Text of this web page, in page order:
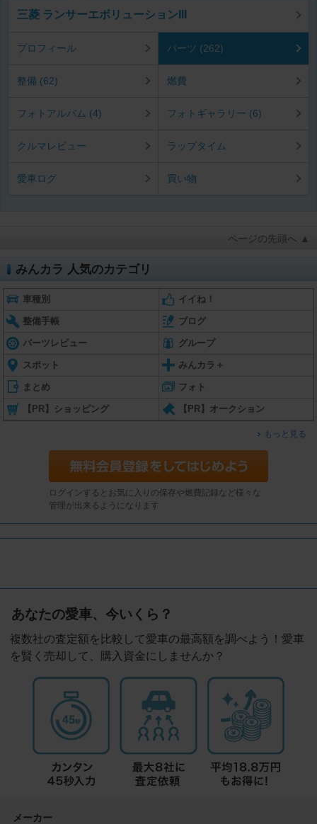
三菱 ランサーエボリューションIII
プロフィール パーツ (262)
整備 (62) 燃費
フォトアルバム (4) フォトギャラリー (6)
クルマレビュー ラップタイム
愛車ログ 買い物
ページの先頭へ ▲
みんカラ 人気のカテゴリ
車種別 イイね！
整備手帳 ブログ
パーツレビュー グループ
スポット みんカラ＋
まとめ フォト
【PR】ショッピング 【PR】オークション
もっと見る
ログインするとお気に入りの保存や燃費記録など様々な
管理が出来るようになります
あなたの愛車、今いくら？
複数社の査定額を比較して愛車の最高額を調べよう！愛車
を賢く売却して、購入資金にしませんか？
メーカー